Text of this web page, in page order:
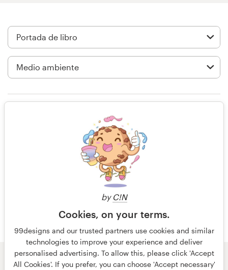
by C!N
Cookies, on your terms.
99designs and our trusted partners use cookies and similar
technologies to improve your experience and deliver
personalised advertising. To allow this, please click 'Accept
All Cookies'. If you prefer, you can choose 'Accept necessary'
hace 14 años
Johnenglander1
© 99designs de Vista
diseño
Tarjeta de presentación
Diseño de páginas web
Explorar todas las categorías
+49 30 568 376 73
Centro de ayuda